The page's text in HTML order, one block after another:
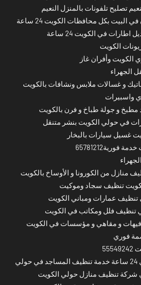
تصليح تلفونات بالمنزل النعيم
بكل محافظات الكويت 24 ساعة
في الكويت 24 ساعة
الكويت
وأفران غاز
الجهراء
و غسالات ملابس ونشافات بالكويت
واسبيرات
و جولة طباخ و فرن بالكويت
في حولي الكويت بنشر متنقل
غسيل سيارات بالبخار
فورية65781212
منازل من الكورونا و الأوساخ بالكويت
تنظيف سجاد وموكيت
عمارات ومباني الكويت
فلل ومكاتب في الكويت
و مقاهي و مؤسسات في الكويت
فوري
شركة تنظيف منازل حولي الكويت